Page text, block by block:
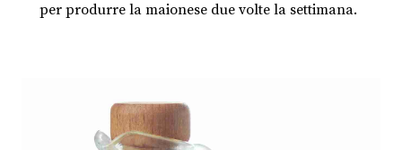
per produrre la maionese due volte la settimana.